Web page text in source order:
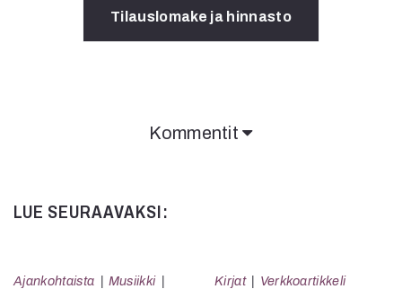
Tilauslomake ja hinnasto
Kommentit
LUE SEURAAVAKSI:
Ajankohtaista
Musiikki
Kirjat
Verkkoartikkeli